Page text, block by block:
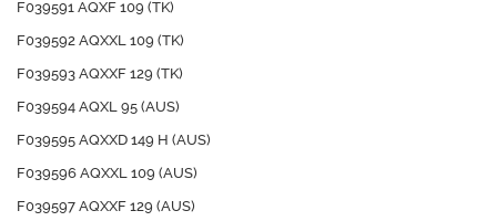
F039591 AQXF 109 (TK)
F039592 AQXXL 109 (TK)
F039593 AQXXF 129 (TK)
F039594 AQXL 95 (AUS)
F039595 AQXXD 149 H (AUS)
F039596 AQXXL 109 (AUS)
F039597 AQXXF 129 (AUS)